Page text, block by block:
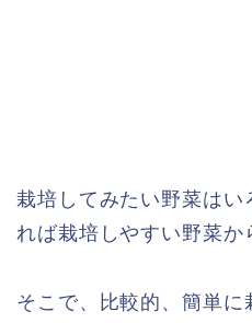
栽培してみたい野菜はい
れば栽培しやすい野菜か
そこで、比較的、簡単